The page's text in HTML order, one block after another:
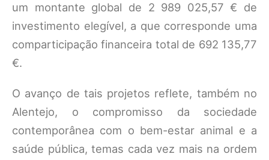
um montante global de 2 989 025,57 € de
investimento elegível, a que corresponde uma
comparticipação financeira total de 692 135,77
€.
O avanço de tais projetos reflete, também no
Alentejo, o compromisso da sociedade
contemporânea com o bem-estar animal e a
saúde pública, temas cada vez mais na ordem